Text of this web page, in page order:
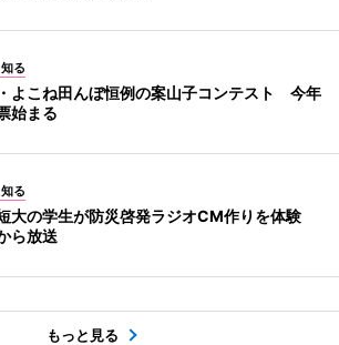
る
よこね田んぼ恒例の案山子コンテスト 今年
始まる
る
大の学生が防災啓発ラジオCM作りを体験
ら放送
もっと見る